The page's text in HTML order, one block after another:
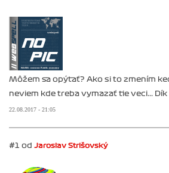
Môžem sa opýtať? Ako si to zmením
neviem kde treba vymazať tie veci... Dík
22.08.2017 - 21:05
#1 od Jaroslav Strišovský